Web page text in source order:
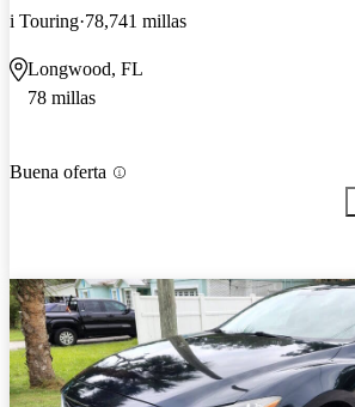
i Touring 78,741 millas
Longwood, FL
78 millas
Buena oferta